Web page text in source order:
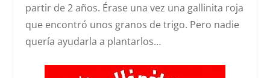
partir de 2 años. Érase una vez una gallinita roja
que encontró unos granos de trigo. Pero nadie
quería ayudarla a plantarlos…